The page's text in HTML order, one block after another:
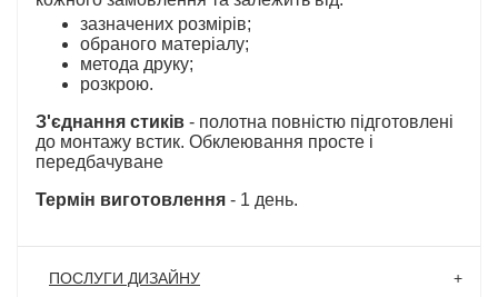
зазначених розмірів;
обраного матеріалу;
метода друку;
розкрою.
З'єднання стиків - полотна повністю підготовлені
до монтажу встик. Обклеювання просте і
передбачуване
Термін виготовлення - 1 день.
ПОСЛУГИ ДИЗАЙНУ